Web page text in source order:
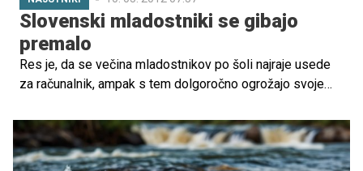
Slovenski mladostniki se gibajo
premalo
Res je, da se večina mladostnikov po šoli najraje usede
za računalnik, ampak s tem dolgoročno ogrožajo svoje
igrišče, naj se zapeljejo s kolesom, obujejo rolerje, se
preizkusijo v rolkanju … Učite jih, da dovolj gibanja
pripomore k boljšemu počutju in uspehom na vseh